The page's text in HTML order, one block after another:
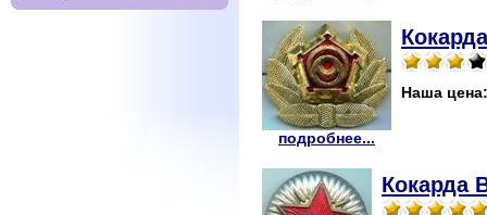
подробнее...
Наша
Кокарда